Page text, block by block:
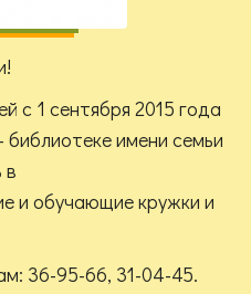
с 1 сентября 2015 года
имени семьи
в
и обучающие кружки и
36-95-66, 31-04-45.